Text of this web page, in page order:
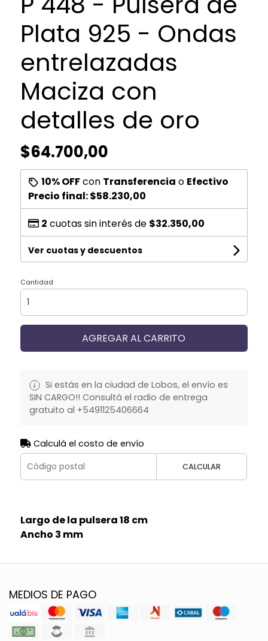
Plata 925 - Ondas
entrelazadas
Maciza con
detalles de oro
$64.700,00
10% OFFcon Transferencia o Efectivo
Precio final:$58.230,00
2 cuotas sin interés de $32.350,00
Ver cuotas y descuentos
Cantidad
AGREGAR AL CARRITO
Si estás en la ciudad de Lobos, el envío es
SIN CARGO!! Consultá el radio de entrega
gratuito al +5491125406664
Calculá el costo de envío
CALCULAR
Largo de la pulsera 18 cm
Ancho 3 mm
MEDIOS DE PAGO